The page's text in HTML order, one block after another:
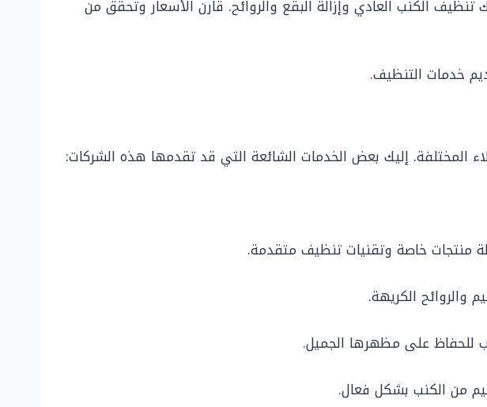
الكنب العادي وإزالة البقع والروائح. قارن الأسعار وتحقق من
خدمات التنظيف.
المختلفة. إليك بعض الخدمات الشائعة التي قد تقدمها هذه الشركات:
منتجات خاصة وتقنيات تنظيف متقدمة.
والروائح الكريهة.
للحفاظ على مظهرها الجميل.
من الكنب بشكل فعال.